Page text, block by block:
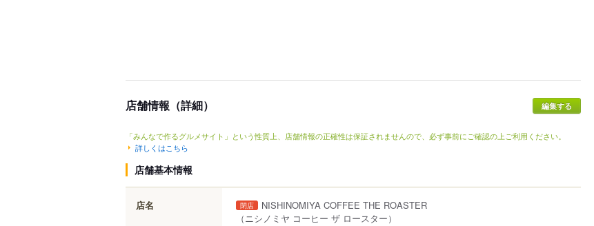
店舗情報（詳細） 編集する
「みんなで作るグルメサイト」という性質上、店舗情報の正確性は保証されませんので、必ず事前にご確認の上ご利用ください。
詳しくはこちら
店舗基本情報
店名 閉店
NISHINOMIYA COFFEE THE ROASTER
（ニシノミヤ コーヒー ザ ロースター）